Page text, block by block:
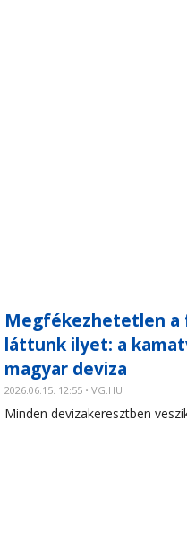
Megfékezhetetlen a
láttunk ilyet: a
magyar deviza
2026.06.15. 12:55 • VG.HU
Minden devizakeresztben